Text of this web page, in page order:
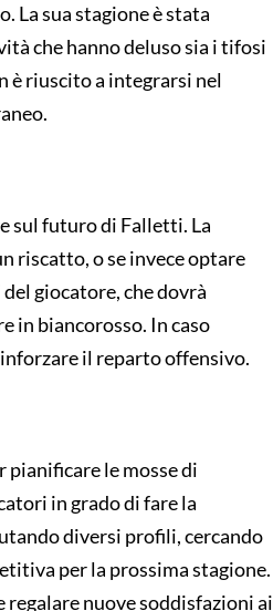
La sua stagione è stata
che hanno deluso sia i tifosi
è riuscito a integrarsi nel
sul futuro di Falletti. La
riscatto, o se invece optare
giocatore, che dovrà
in biancorosso. In caso
il reparto offensivo.
pianificare le mosse di
in grado di fare la
diversi profili, cercando
per la prossima stagione.
regalare nuove soddisfazioni ai